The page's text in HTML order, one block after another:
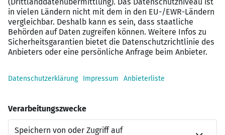
öffentlichen
Dienst (TVöD-V VKA) oder höher
Gleitzeit und die Möglichkeit zur mobilen Arbeit
(20 Stunden)
Sonderzahlungen (Mehr Netto vom Brutto)
Ihre Ansprechperson: Julia Konken